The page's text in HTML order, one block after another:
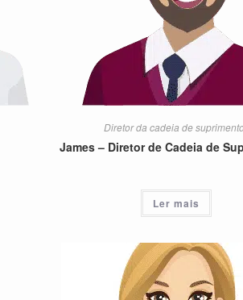
Diretor da cadeia de
James – Diretor de Cadeia de
Ler mais